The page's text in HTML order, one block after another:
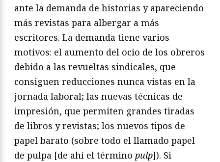
ante la demanda de historias y apareciendo
más revistas para albergar a más
escritores. La demanda tiene varios
motivos: el aumento del ocio de los obreros
debido a las revueltas sindicales, que
consiguen reducciones nunca vistas en la
jornada laboral; las nuevas técnicas de
impresión, que permiten grandes tiradas
de libros y revistas; los nuevos tipos de
papel barato (sobre todo el llamado papel
de pulpa [de ahí el término pulp]). Si